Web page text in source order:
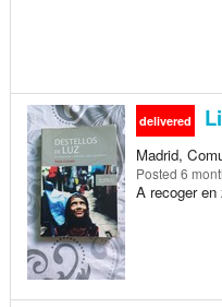
delivered
Madrid,
Posted 6
A recoger